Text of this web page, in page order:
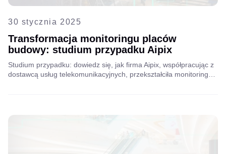
30 stycznia 2025
Transformacja monitoringu placów
budowy: studium przypadku Aipix
Studium przypadku: dowiedz się, jak firma Aipix, współpracując z
dostawcą usług telekomunikacyjnych, przekształciła monitoring